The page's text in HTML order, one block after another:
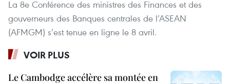
La 8e Conférence des ministres des Finances et des
gouverneurs des Banques centrales de l’ASEAN
(AFMGM) s’est tenue en ligne le 8 avril.
VOIR PLUS
Le Cambodge accélère sa montée en